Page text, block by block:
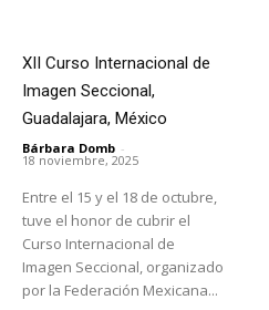
XII Curso Internacional de
Imagen Seccional,
Guadalajara, México
Bárbara Domb -
18 noviembre, 2025
Entre el 15 y el 18 de octubre,
tuve el honor de cubrir el
Curso Internacional de
Imagen Seccional, organizado
por la Federación Mexicana...